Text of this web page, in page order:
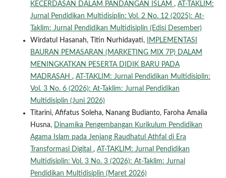
KECERDASAN DALAM PANDANGAN ISLAM , AT-TAKLIM:
Jurnal Pendidikan Multidisiplin: Vol. 2 No. 12 (2025): At-
Taklim: Jurnal Pendidikan Multidisiplin (Edisi Desember)
Wirdatul Hasanah, Titin Nurhidayati,
IMPLEMENTASI
BAURAN PEMASARAN (MARKETING MIX 7P) DALAM
MENINGKATKAN PESERTA DIDIK BARU PADA
MADRASAH , AT-TAKLIM: Jurnal Pendidikan Multidisiplin:
Vol. 3 No. 6 (2026): At-Taklim: Jurnal Pendidikan
Multidisiplin (Juni 2026)
Titarini, Afifatus Soleha, Nanang Budianto, Faroha Amalia
Husna, Dinamika Pengembangan Kurikulum Pendidikan
Agama Islam pada Jenjang Raudhatul Athfal di Era
Transformasi Digital , AT-TAKLIM: Jurnal Pendidikan
Multidisiplin: Vol. 3 No. 3 (2026): At-Taklim: Jurnal
Pendidikan Multidisiplin (Maret 2026)